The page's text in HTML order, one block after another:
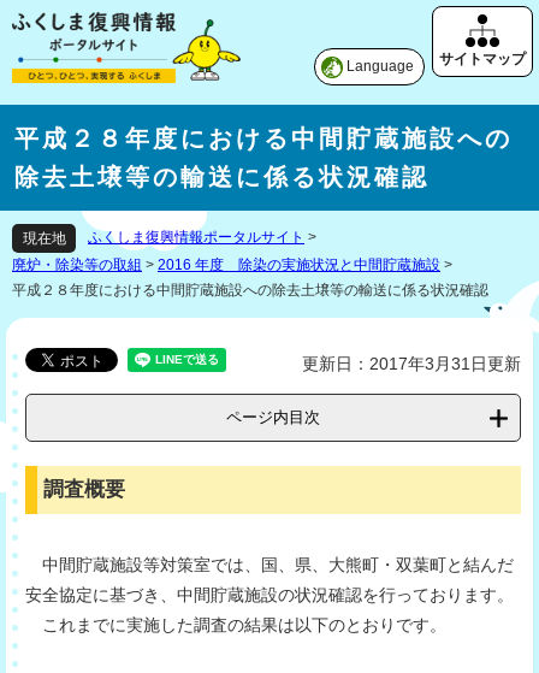
Language
平成２８年度における中間貯蔵施設への
除去土壌等の輸送に係る状況確認
現在地 ふくしま復興情報ポータルサイト >
廃炉・除染等の取組 > 2016 年度 除染の実施状況と中間貯蔵施設 >
平成２８年度における中間貯蔵施設への除去土壌等の輸送に係る状況確認
更新日：2017年3月31日更新
ページ内目次
調査概要
中間貯蔵施設等対策室では、国、県、大熊町・双葉町と結んだ
安全協定に基づき、中間貯蔵施設の状況確認を行っております。
これまでに実施した調査の結果は以下のとおりです。